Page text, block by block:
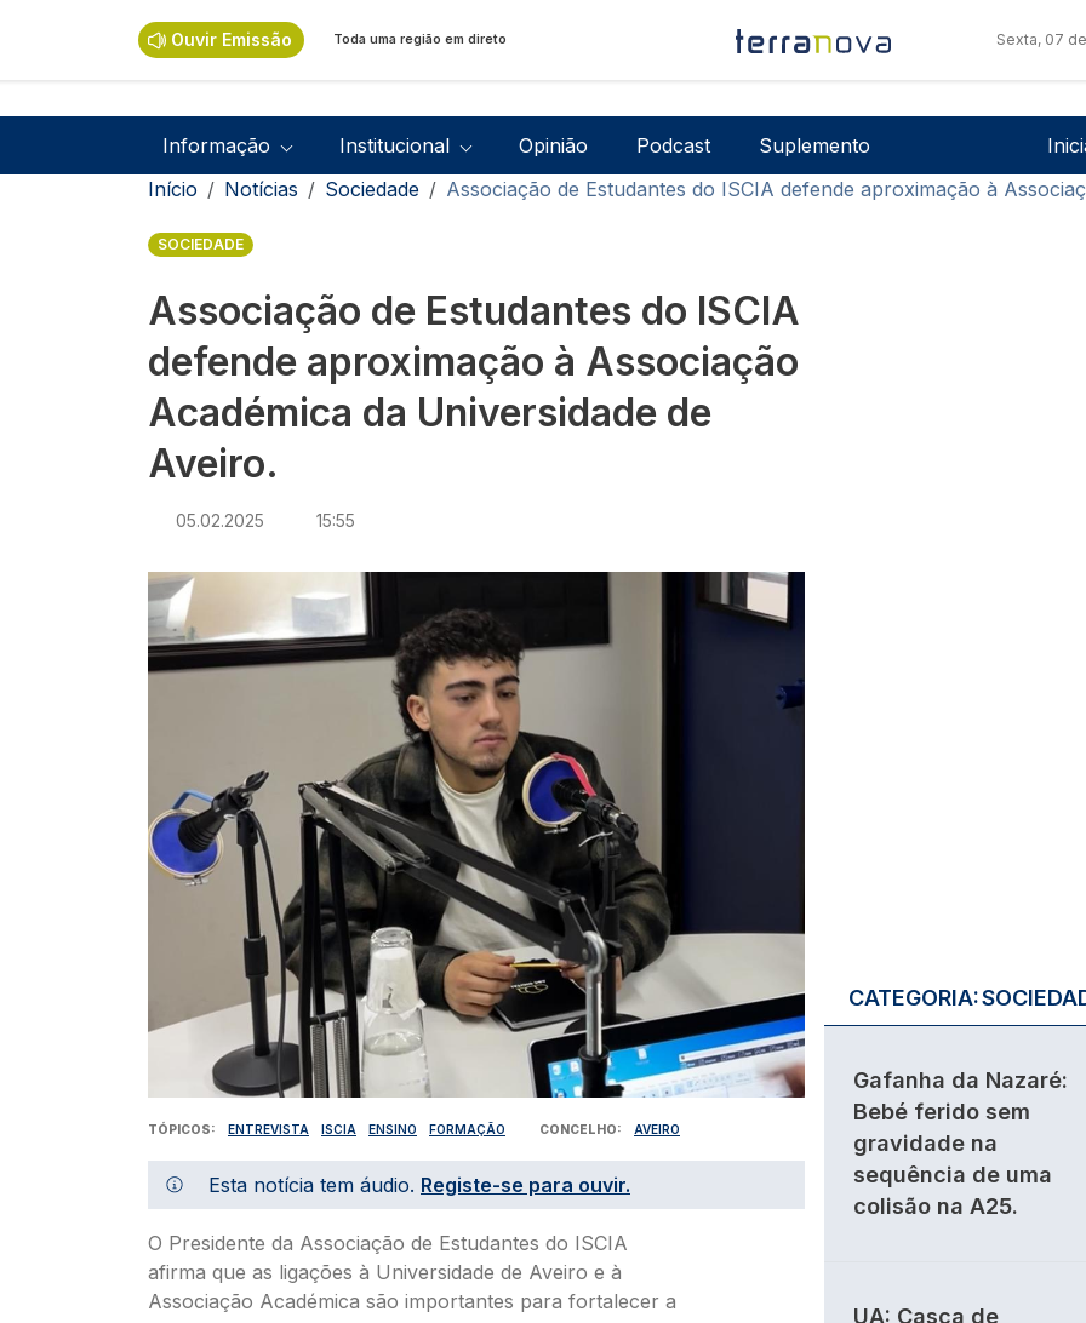
Ouvir Emissão Toda uma região em direto Sexta, 07
Navegação principal
Informação Institucional Opinião Podcast Suplemento
Navegação estrutural
Início Notícias Sociedade Associação de Estudantes do ISCIA defende aproximação à
SOCIEDADE
Associação de Estudantes do ISCIA
defende aproximação à Associação
Académica da Universidade de
Aveiro.
05.02.2025 15:55
Imagem
TÓPICOS ENTREVISTA ISCIA ENSINO FORMAÇÃO CONCELHO AVEIRO
Esta notícia tem áudio. Registe-se para ouvir.
O Presidente da Associação de Estudantes do ISCIA
afirma que as ligações à Universidade de Aveiro e à
Associação Académica são importantes para fortalecer a
CATEGORIA:
Gafanha da Nazaré:
Bebé ferido sem
gravidade na
sequência de uma
colisão na A25.
UA: Casca de